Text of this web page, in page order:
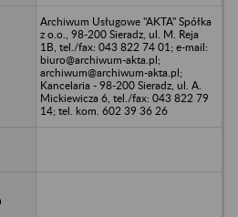
Archiwum Usługowe "AKTA" Spółka
z o.o., 98-200 Sieradz, ul. M. Reja
1B, tel./fax: 043 822 74 01; e-mail:
biuro@archiwum-akta.pl;
archiwum@archiwum-akta.pl;
Kancelaria - 98-200 Sieradz, ul. A.
Mickiewicza 6, tel./fax: 043 822 79
14; tel. kom. 602 39 36 26